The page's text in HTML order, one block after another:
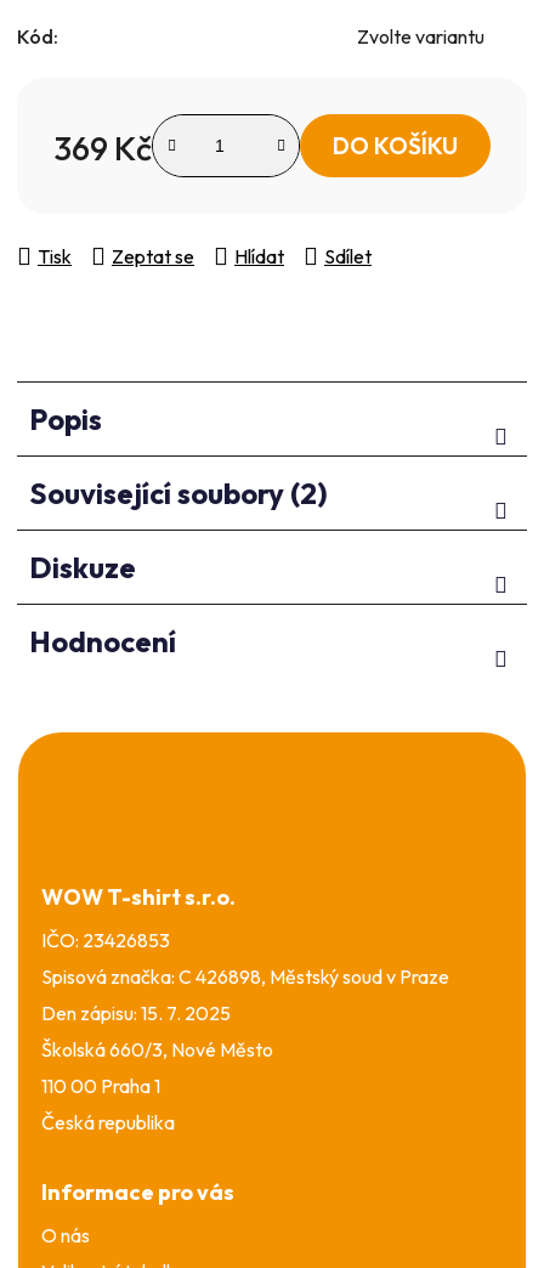
Kód: Zvolte variantu
369 Kč DO KOŠÍKU
Tisk Zeptat se Hlídat Sdílet
Popis
Související soubory (2)
Diskuze
Hodnocení
Z
á
WOW T-shirt s.r.o.
IČO: 23426853
Spisová značka: C 426898, Městský soud v Praze
Den zápisu: 15. 7. 2025
Školská 660/3, Nové Město
110 00 Praha 1
Česká republika
Informace pro vás
O nás